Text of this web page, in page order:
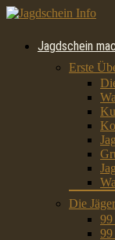
Jagdschein
Erste
Die
99
99